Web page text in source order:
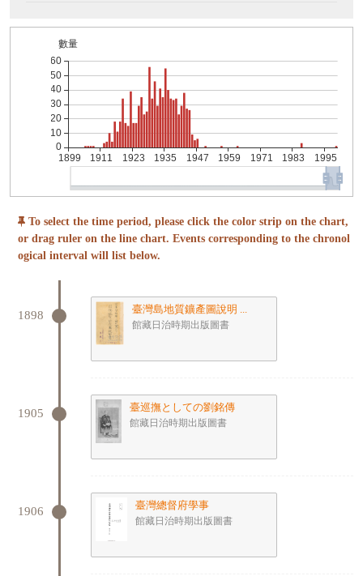
To select the time period, please click the color strip on the chart,
or drag ruler on the line chart. Events corresponding to the chronol
ogical interval will list below.
1898 臺灣島地質鑛產圖說明 ...
館藏日治時期出版圖書
1905 臺巡撫としての劉銘傳
館藏日治時期出版圖書
1906 臺灣總督府學事
館藏日治時期出版圖書